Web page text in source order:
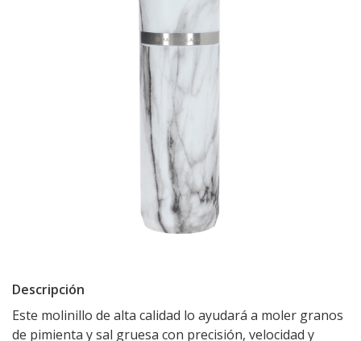
Descripción
Este molinillo de alta calidad lo ayudará a moler granos
de pimienta y sal gruesa con precisión, velocidad y